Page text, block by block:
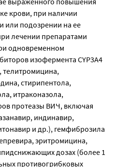
крови, при наличии
или подозрении на ее
лечении препаратами
одновременном
изофермента CYP3A4
телитромицина,
стирипентола,
итраконазола,
протеазы ВИЧ, включая
индинавир,
и др.), гемфиброзила
эритромицина,
дозах (более 1
противогрибковых